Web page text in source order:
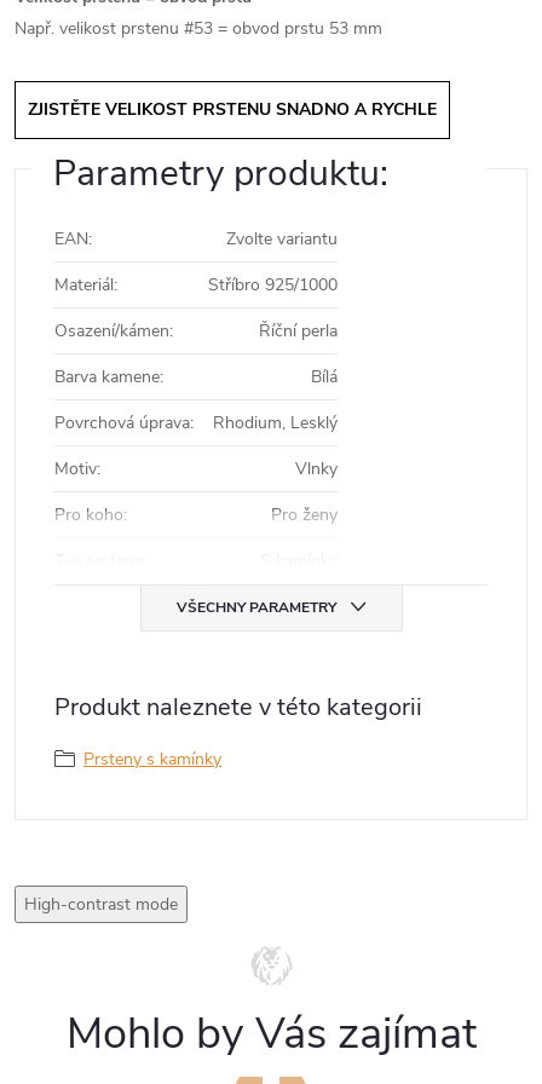
Např. velikost prstenu #53 = obvod prstu 53 mm
ZJISTĚTE VELIKOST PRSTENU SNADNO A RYCHLE
Parametry produktu:
EAN:
Zvolte variantu
Materiál:
Stříbro 925/1000
Osazení/kámen:
Říční perla
Barva kamene:
Bílá
Povrchová úprava:
Rhodium, Lesklý
Motiv:
Vlnky
Pro koho:
Pro ženy
VŠECHNY PARAMETRY
Produkt naleznete v této kategorii
Prsteny s kamínky
High-contrast mode
Mohlo by Vás zajímat